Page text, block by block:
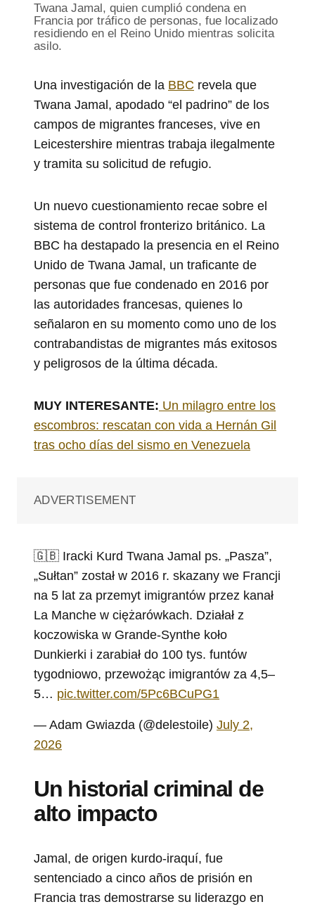
Twana Jamal, quien cumplió condena en
Francia por tráfico de personas, fue localizado
residiendo en el Reino Unido mientras solicita
asilo.
Una investigación de la BBC revela que
Twana Jamal, apodado “el padrino” de los
campos de migrantes franceses, vive en
Leicestershire mientras trabaja ilegalmente
y tramita su solicitud de refugio.
Un nuevo cuestionamiento recae sobre el
sistema de control fronterizo británico. La
BBC ha destapado la presencia en el Reino
Unido de Twana Jamal, un traficante de
personas que fue condenado en 2016 por
las autoridades francesas, quienes lo
señalaron en su momento como uno de los
contrabandistas de migrantes más exitosos
y peligrosos de la última década.
MUY INTERESANTE: Un milagro entre los
escombros: rescatan con vida a Hernán Gil
tras ocho días del sismo en Venezuela
ADVERTISEMENT
🇬🇧 Iracki Kurd Twana Jamal ps. „Pasza”,
„Sułtan” został w 2016 r. skazany we Francji
na 5 lat za przemyt imigrantów przez kanał
La Manche w ciężarówkach. Działał z
koczowiska w Grande-Synthe koło
Dunkierki i zarabiał do 100 tys. funtów
tygodniowo, przewożąc imigrantów za 4,5–
5… pic.twitter.com/5Pc6BCuPG1
— Adam Gwiazda (@delestoile) July 2,
2026
Un historial criminal de
alto impacto
Jamal, de origen kurdo-iraquí, fue
sentenciado a cinco años de prisión en
Francia tras demostrarse su liderazgo en